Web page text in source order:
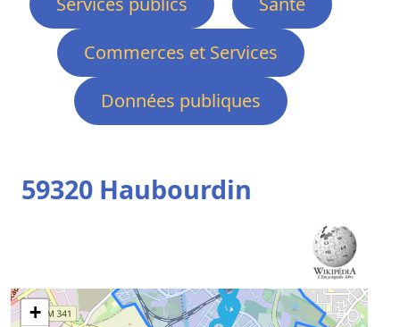
Commerces et Services
Données publiques
59320 Haubourdin
+